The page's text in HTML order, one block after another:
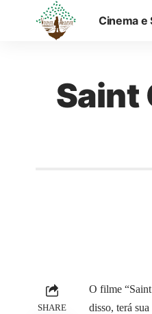
Cinema e
Saint
SHARE
O filme
disso, terá